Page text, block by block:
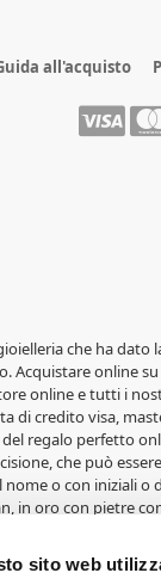
sito web
all'acquisto
che ha
Acquistare online
online e tutti i
di credito visa,
regalo perfetto
che può
nome o con iniziali
in oro con pietre
di Walt Disney,